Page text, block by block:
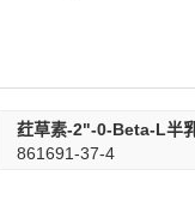
荭草素-2"-0-Beta-L半
861691-37-4